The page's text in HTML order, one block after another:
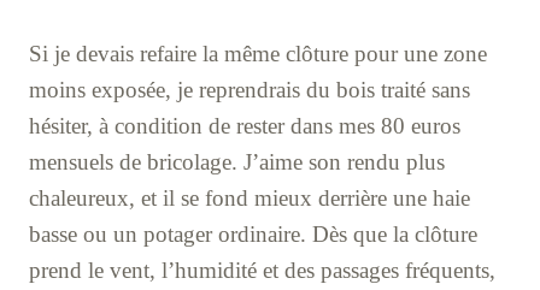
Si je devais refaire la même clôture pour une zone
moins exposée, je reprendrais du bois traité sans
hésiter, à condition de rester dans mes 80 euros
mensuels de bricolage. J’aime son rendu plus
chaleureux, et il se fond mieux derrière une haie
basse ou un potager ordinaire. Dès que la clôture
prend le vent, l’humidité et des passages fréquents,